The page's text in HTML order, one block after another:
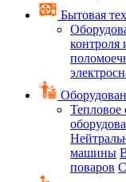
Бытовая
контроля
Тепловое
машины
поваров